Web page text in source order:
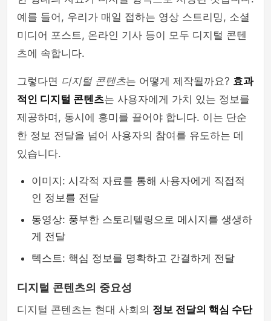
예를 들어, 우리가 매일 접하는 영상 스트리밍, 소셜
미디어 포스트, 온라인 기사 등이 모두 디지털 콘텐
츠에 속합니다.
그렇다면 디지털 콘텐츠는 어떻게 제작될까요? 효과
적인 디지털 콘텐츠는 사용자에게 가치 있는 정보를
제공하며, 동시에 흥미를 끌어야 합니다. 이는 단순
한 정보 전달을 넘어 사용자의 참여를 유도하는 데
있습니다.
이미지: 시각적 자료를 통해 사용자에게 직접적
인 정보를 전달
동영상: 풍부한 스토리텔링으로 메시지를 생생하
게 전달
텍스트: 핵심 정보를 명확하고 간결하게 전달
디지털 콘텐츠의 중요성
디지털 콘텐츠는 현대 사회의 정보 전달의 핵심 수단